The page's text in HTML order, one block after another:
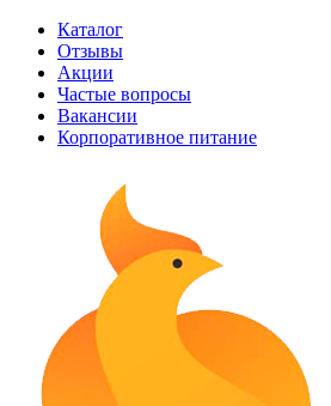
Каталог
Отзывы
Акции
Частые вопросы
Вакансии
Корпоративное питание